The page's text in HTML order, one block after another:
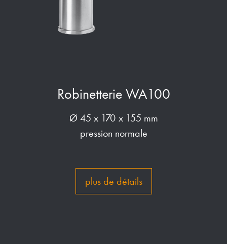
Robinetterie WA100
Ø 45 x 170 x 155 mm
pression normale
plus de détails